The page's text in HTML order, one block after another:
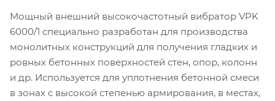
Мощный внешний высокочастотный вибратор VPK
6000/1 специально разработан для производства
монолитных конструкций для получения гладких и
ровных бетонных поверхностей стен, опор, колонн
и др. Используется для уплотнения бетонной смеси
в зонах с высокой степенью армирования, в местах,